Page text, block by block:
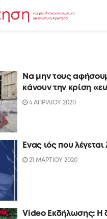
Να μην τους
κάνουν την κρίση
4 ΑΠΡΙΛΙΟΥ 2020
Ένας ιός που λέγεται
21 ΜΑΡΤΙΟΥ 2020
Video Eκδήλωσης: Η